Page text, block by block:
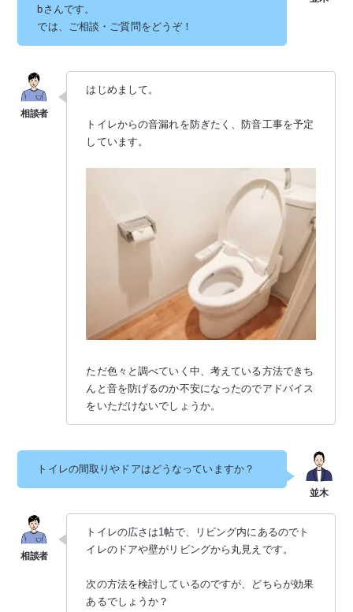
bさんです。
では、ご相談・ご質問をどうぞ！
はじめまして。
トイレからの音漏れを防ぎたく、防音工事を予定
しています。
ただ色々と調べていく中、考えている方法できち
んと音を防げるのか不安になったのでアドバイス
をいただけないでしょうか。
トイレの間取りやドアはどうなっていますか？
トイレの広さは1帖で、リビング内にあるのでト
イレのドアや壁がリビングから丸見えです。
次の方法を検討しているのですが、どちらが効果
あるでしょうか？